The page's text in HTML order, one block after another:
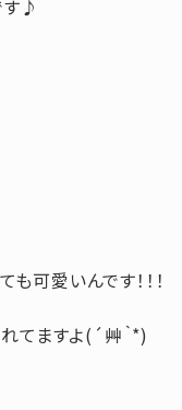
す♪
可愛いんです！！！
てますよ(´艸｀*)